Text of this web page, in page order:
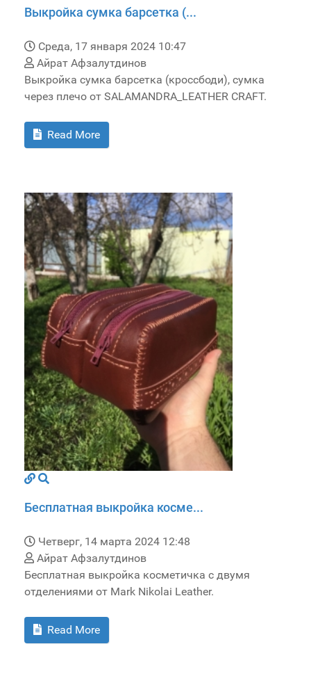
Выкройка сумка барсетка (...
Среда, 17 января 2024 10:47
Айрат Афзалутдинов
Выкройка сумка барсетка (кроссбоди), сумка
через плечо от SALAMANDRA_LEATHER CRAFT.
Read More
Бесплатная выкройка косме...
Четверг, 14 марта 2024 12:48
Айрат Афзалутдинов
Бесплатная выкройка косметичка с двумя
отделениями от Mark Nikolai Leather.
Read More